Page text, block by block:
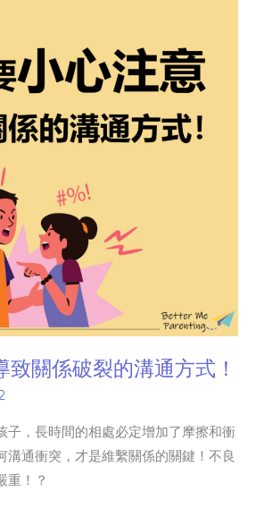
關係破裂的溝通方式！
子，長時間的相處必定增加了摩擦和衝
溝通衝突，才是維繫關係的關鍵！不良
重！？